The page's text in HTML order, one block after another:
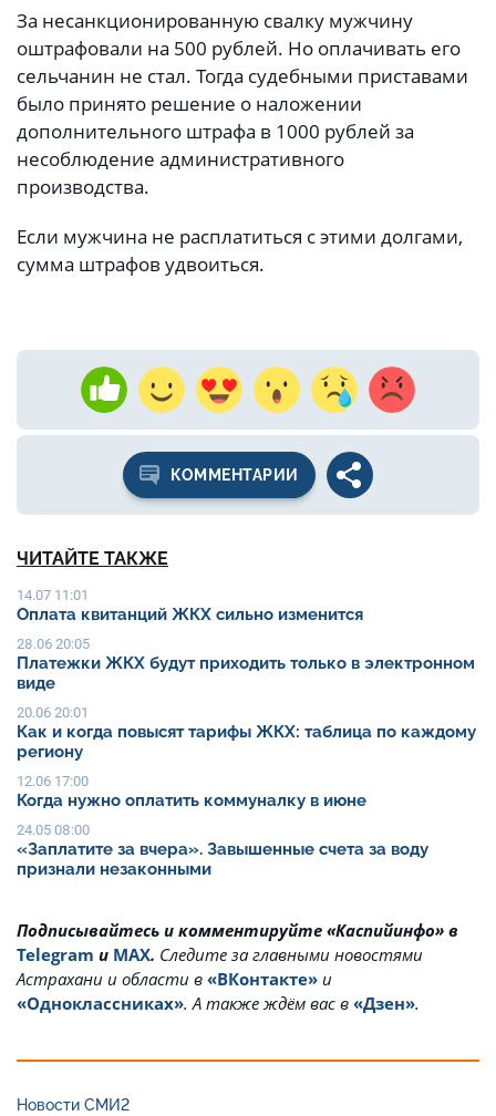
За несанкционированную свалку мужчину
оштрафовали на 500 рублей. Но оплачивать его
сельчанин не стал. Тогда судебными приставами
было принято решение о наложении
дополнительного штрафа в 1000 рублей за
несоблюдение административного
производства.
Если мужчина не расплатиться с этими долгами,
сумма штрафов удвоиться.
КОММЕНТАРИИ
ЧИТАЙТЕ ТАКЖЕ
14.07 11:01
Оплата квитанций ЖКХ сильно изменится
28.06 20:05
Платежки ЖКХ будут приходить только в электронном
виде
20.06 20:01
Как и когда повысят тарифы ЖКХ: таблица по каждому
региону
12.06 17:00
Когда нужно оплатить коммуналку в июне
24.05 08:00
«Заплатите за вчера». Завышенные счета за воду
признали незаконными
Подписывайтесь и комментируйте «Каспийинфо» в
Telegram и MAX. Cледите за главными новостями
Астрахани и области в «ВКонтакте» и
«Одноклассниках». А также ждём вас в «Дзен».
Новости СМИ2